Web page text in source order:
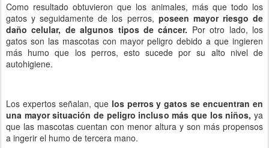
Como resultado obtuvieron que los animales, más que todo los
gatos y seguidamente de los perros, poseen mayor riesgo de
daño celular, de algunos tipos de cáncer. Por otro lado, los
gatos son las mascotas con mayor peligro debido a que ingieren
más humo que los perros, esto sucede por su alto nivel de
autohigiene.
Los expertos señalan, que los perros y gatos se encuentran en
una mayor situación de peligro incluso más que los niños, ya
que las mascotas cuentan con menor altura y son más propensos
a ingerir el humo de tercera mano.